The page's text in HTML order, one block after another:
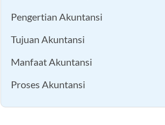
Pengertian Akuntansi
Tujuan Akuntansi
Manfaat Akuntansi
Proses Akuntansi